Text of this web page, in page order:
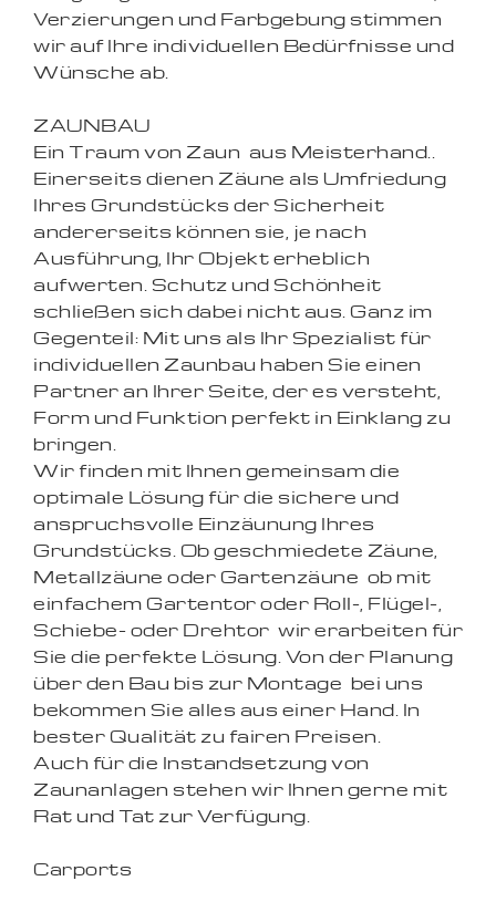
Verzierungen und Farbgebung stimmen
wir auf Ihre individuellen Bedürfnisse und
Wünsche ab.
ZAUNBAU
Ein Traum von Zaun  aus Meisterhand..
Einerseits dienen Zäune als Umfriedung
Ihres Grundstücks der Sicherheit 
andererseits können sie, je nach
Ausführung, Ihr Objekt erheblich
aufwerten. Schutz und Schönheit
schließen sich dabei nicht aus. Ganz im
Gegenteil: Mit uns als Ihr Spezialist für
individuellen Zaunbau haben Sie einen
Partner an Ihrer Seite, der es versteht,
Form und Funktion perfekt in Einklang zu
bringen.
Wir finden mit Ihnen gemeinsam die
optimale Lösung für die sichere und
anspruchsvolle Einzäunung Ihres
Grundstücks. Ob geschmiedete Zäune,
Metallzäune oder Gartenzäune  ob mit
einfachem Gartentor oder Roll-, Flügel-,
Schiebe- oder Drehtor  wir erarbeiten für
Sie die perfekte Lösung. Von der Planung
über den Bau bis zur Montage  bei uns
bekommen Sie alles aus einer Hand. In
bester Qualität zu fairen Preisen.
Auch für die Instandsetzung von
Zaunanlagen stehen wir Ihnen gerne mit
Rat und Tat zur Verfügung.
Carports